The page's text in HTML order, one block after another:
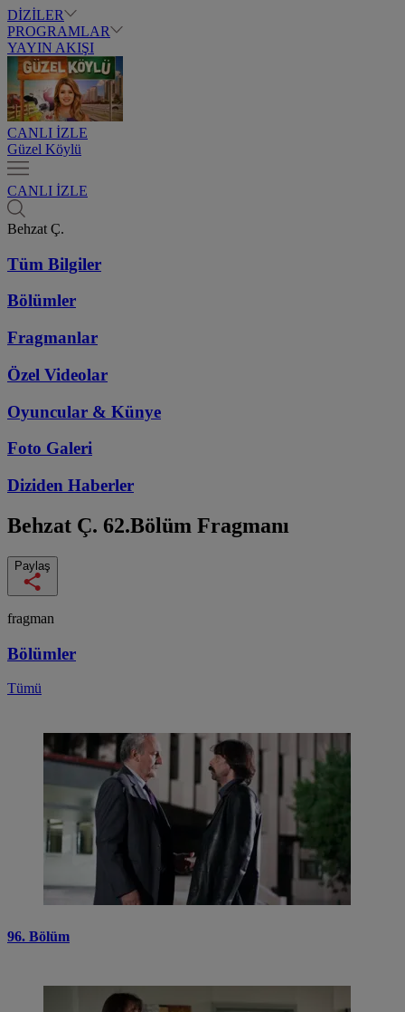
DİZİLER
PROGRAMLAR
YAYIN AKIŞI
CANLI İZLE
Güzel Köylü
CANLI İZLE
Behzat Ç.
Tüm Bilgiler
Bölümler
Fragmanlar
Özel Videolar
Oyuncular & Künye
Foto Galeri
Diziden Haberler
Behzat Ç. 62.Bölüm Fragmanı
Paylaş
fragman
Bölümler
Tümü
96. Bölüm